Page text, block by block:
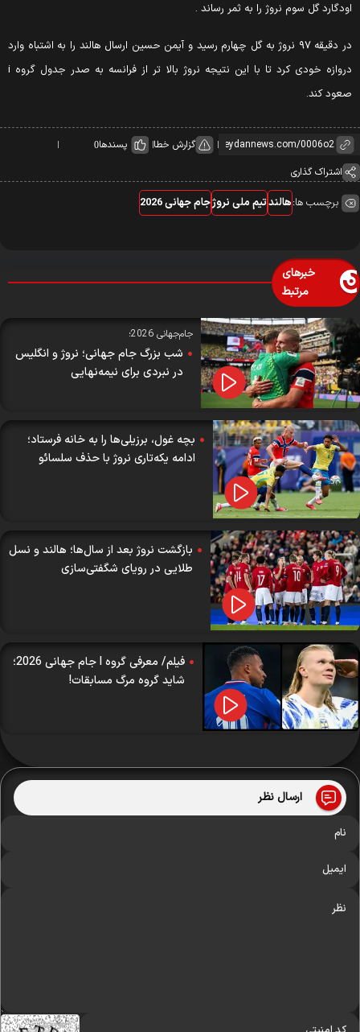
گل سوم نروژ را به ثمر رساند .
در دقیقه ۹۷ نروژ به گل چهارم رسید و آیمن حسین ارسال هالند را به اشتباه وارد
دروازه خودی کرد تا با این نتیجه نروژ بالا تر از فرانسه به صدر جدول گروه i
کند.
گزارش خطا پسندها0
اشتراک گذاری
برچسب ها:هالندتیم ملی نروژجام جهانی 2026
خبرهای
مرتبط
جام‌جهانی 2026؛
شب بزرگ جام جهانی؛ نروژ و انگلیس
در نبردی برای نیمه‌نهایی
بچه غول، برزیلی‌ها را به خانه فرستاد؛
ادامه یکه‌تاری نروژ با حذف سلسائو
بازگشت نروژ بعد از سال‌ها؛ هالند و نسل
طلایی در رویای شگفتی‌سازی
فیلم/ معرفی گروه I جام جهانی 2026؛
شاید گروه مرگ مسابقات!
ارسال نظر